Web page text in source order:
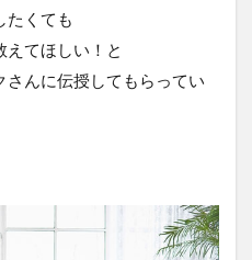
たくても
えてほしい！と
んに伝授してもらってい